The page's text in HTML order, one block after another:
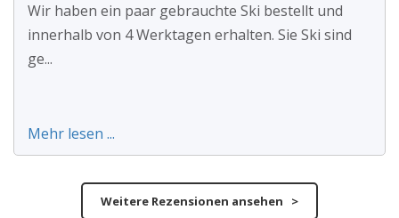
Wir haben ein paar gebrauchte Ski bestellt und
innerhalb von 4 Werktagen erhalten. Sie Ski sind
ge...
Mehr lesen ...
Weitere Rezensionen ansehen >